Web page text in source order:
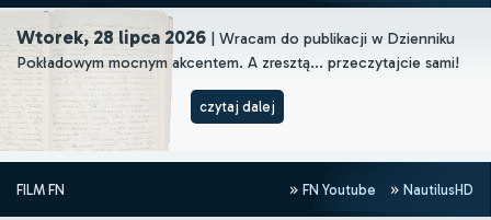
Wtorek, 28 lipca 2026 | Wracam do publikacji w Dzienniku
Pokładowym mocnym akcentem. A zresztą... przeczytajcie sami!
czytaj dalej
FILM FN FN Youtube NautilusHD